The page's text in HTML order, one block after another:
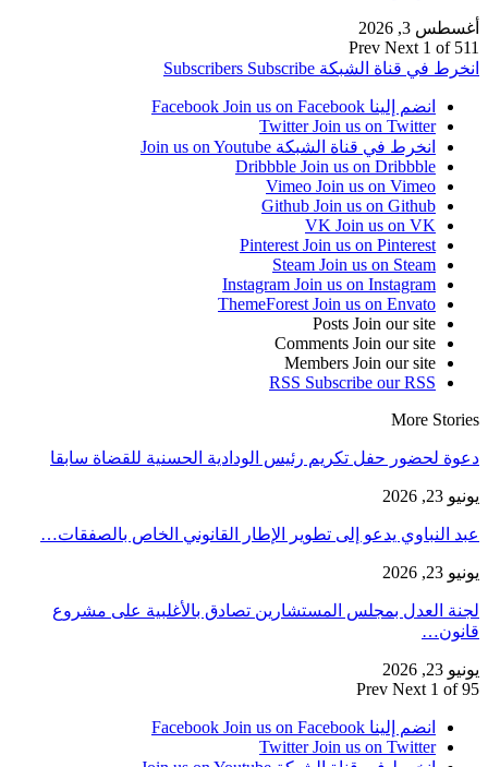
أغسطس 3, 2026
Prev Next 1 of 511
انخرط في قناة الشبكة
Subscribers Subscribe
انضم إلينا Facebook Join us on Facebook
Twitter Join us on Twitter
انخرط في قناة الشبكة Join us on Youtube
Dribbble Join us on Dribbble
Vimeo Join us on Vimeo
Github Join us on Github
VK Join us on VK
Pinterest Join us on Pinterest
Steam Join us on Steam
Instagram Join us on Instagram
ThemeForest Join us on Envato
Posts Join our site
Comments Join our site
Members Join our site
RSS Subscribe our RSS
More Stories
دعوة لحضور حفل تكريم رئيس الودادية الحسنية للقضاة سابقا
يونيو 23, 2026
عبد النباوي يدعو إلى تطوير الإطار القانوني الخاص بالصفقات…
يونيو 23, 2026
لجنة العدل بمجلس المستشارين تصادق بالأغلبية على مشروع
قانون…
يونيو 23, 2026
Prev Next 1 of 95
انضم إلينا Facebook Join us on Facebook
Twitter Join us on Twitter